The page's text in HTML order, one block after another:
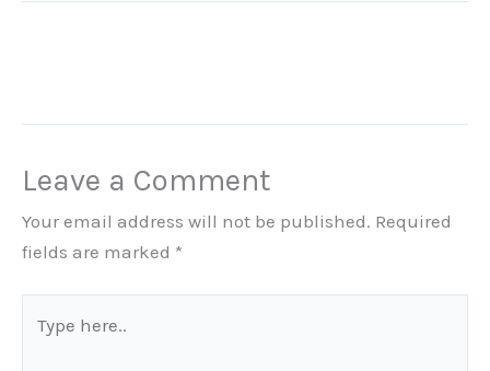
Leave a Comment
Your email address will not be published. Required
fields are marked *
here..